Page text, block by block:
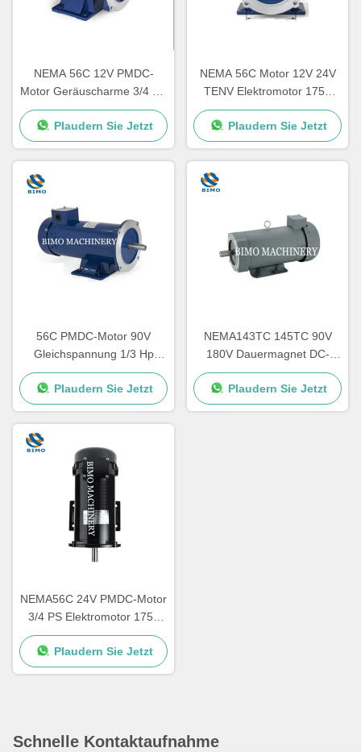
NEMA 56C 12V PMDC-
Motor Geräuscharme 3/4 PS
1750 Rpm Elektromotor
Plaudern Sie Jetzt
NEMA 56C Motor 12V 24V
TENV Elektromotor 1750
Rpm mit abnehmbarer Basis
Plaudern Sie Jetzt
56C PMDC-Motor 90V
Gleichspannung 1/3 Hp
1750 Rpm Elektromotor IE2
Wirkungsgrad
Plaudern Sie Jetzt
NEMA143TC 145TC 90V
180V Dauermagnet DC-
Motor 1,5 PS mit
abnehmbarer Basis
Plaudern Sie Jetzt
NEMA56C 24V PMDC-Motor
3/4 PS Elektromotor 1750
Rpm TEFC-Motor
Niederspannung
Plaudern Sie Jetzt
Schnelle Kontaktaufnahme